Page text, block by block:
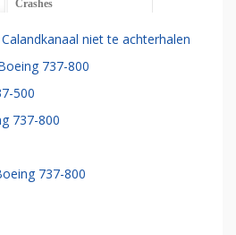
Crashes
niet te achterhalen
737-800
500
737-800
737-800